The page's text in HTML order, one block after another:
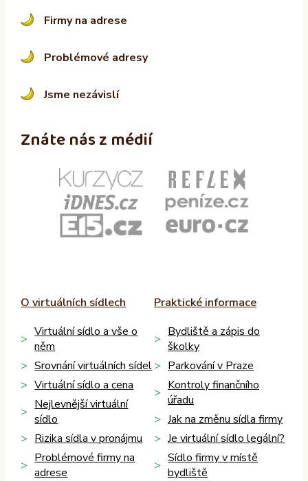
Firmy na adrese
Problémové adresy
Jsme nezávislí
Znáte nás z médií
O virtuálních sídlech
Virtuální sídlo a vše o
něm
Srovnání virtuálních sídel
Virtuální sídlo a cena
Nejlevnější virtuální
sídlo
Rizika sídla v pronájmu
Problémové firmy na
adrese
Praktické informace
Bydliště a zápis do
školky
Parkování v Praze
Kontroly finančního
úřadu
Jak na změnu sídla firmy
Je virtuální sídlo legální?
Sídlo firmy v místě
bydliště